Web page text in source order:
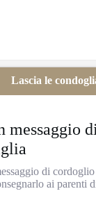
messaggio
di
ai parenti
Lascia le